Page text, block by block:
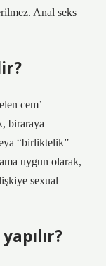
Anal seks
cem’
biraraya
“birliktelik”
uygun olarak,
sexual